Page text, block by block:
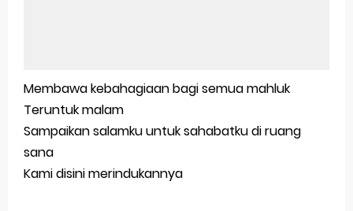
Membawa kebahagiaan bagi semua mahluk
Teruntuk malam
Sampaikan salamku untuk sahabatku di ruang
sana
Kami disini merindukannya